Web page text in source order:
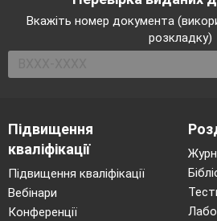
Вкажіть номер документа
розкладку)
Підвищення
кваліфікації
Підвищення кваліфікації
Вебінари
Конференції